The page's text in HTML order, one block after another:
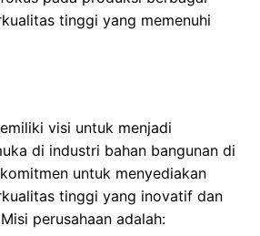
tinggi yang memenuhi
visi untuk menjadi
di industri bahan bangunan di
untuk menyediakan
tinggi yang inovatif dan
perusahaan adalah: